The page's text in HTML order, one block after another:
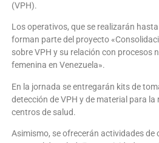
(VPH).
Los operativos, que se realizarán
forman parte del proyecto
sobre VPH y su relación con procesos
femenina en Venezuela».
En la jornada se entregarán kits de
detección de VPH y de material para
centros de salud.
Asimismo, se ofrecerán actividades de